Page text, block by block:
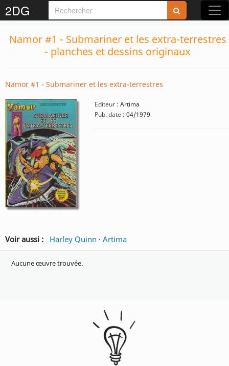
2DG
Namor #1 - Submariner et les extra-terrestres
- planches et dessins originaux
Namor #1 - Submariner et les extra-terrestres
Editeur : Artima
Pub. date : 04/1979
Voir aussi : Harley Quinn · Artima
Aucune œuvre trouvée.